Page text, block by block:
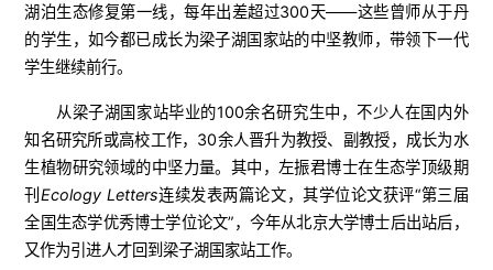
湖泊生态修复第一线，每年出差超过300天——这些曾师从于丹
的学生，如今都已成长为梁子湖国家站的中坚教师，带领下一代
学生继续前行。
从梁子湖国家站毕业的100余名研究生中，不少人在国内外
知名研究所或高校工作，30余人晋升为教授、副教授，成长为水
生植物研究领域的中坚力量。其中，左振君博士在生态学顶级期
刊 Ecology Letters连续发表两篇论文，其学位论文获评“第三届
全国生态学优秀博士学位论文”，今年从北京大学博士后出站后，
又作为引进人才回到梁子湖国家站工作。